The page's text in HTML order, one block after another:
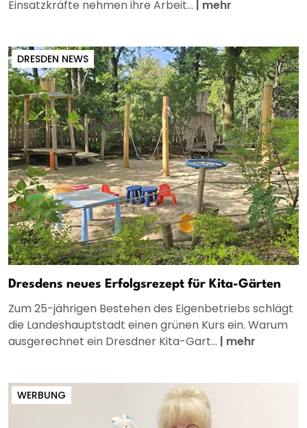
Einsatzkräfte nehmen ihre Arbeit... mehr
DRESDEN NEWS
Dresdens neues Erfolgsrezept für Kita-Gärten
Zum 25-jährigen Bestehen des Eigenbetriebs schlägt
die Landeshauptstadt einen grünen Kurs ein. Warum
ausgerechnet ein Dresdner Kita-Gart... | mehr
WERBUNG